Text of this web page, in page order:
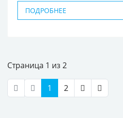
ПОДРОБНЕЕ
Страница 1 из 2
1 2